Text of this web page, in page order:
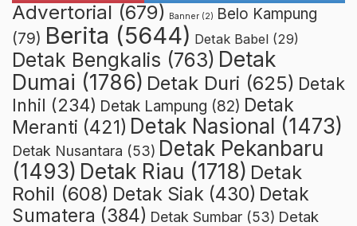
Advertorial (679) Banner (2) Belo Kampung
(79) Berita (5644) Detak Babel (29)
Detak Bengkalis (763) Detak
Dumai (1786) Detak Duri (625) Detak
Inhil (234) Detak Lampung (82) Detak
Meranti (421) Detak Nasional (1473)
Detak Nusantara (53) Detak Pekanbaru
(1493) Detak Riau (1718) Detak
Rohil (608) Detak Siak (430) Detak
Sumatera (384) Detak Sumbar (53) Detak